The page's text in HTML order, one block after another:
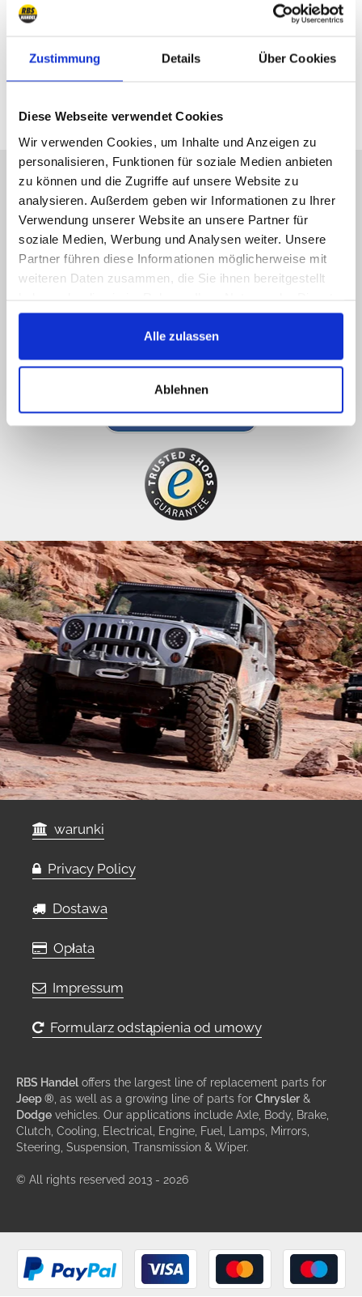
Zustimmung Details Über Cookies
Diese Webseite verwendet Cookies
Wir verwenden Cookies, um Inhalte und Anzeigen zu
personalisieren, Funktionen für soziale Medien anbieten
zu können und die Zugriffe auf unsere Website zu
analysieren. Außerdem geben wir Informationen zu Ihrer
Verwendung unserer Website an unsere Partner für
soziale Medien, Werbung und Analysen weiter. Unsere
Partner führen diese Informationen möglicherweise mit
weiteren Daten zusammen, die Sie ihnen bereitgestellt
gesammelt haben.
Alle zulassen
Ablehnen
Sorry, Hotline not available,
write us!
Call us, e-mail us, social us, you get an answer
ASAP
info@rbs-handel.de
Facebook
warunki
Privacy Policy
Dostawa
Opłata
Impressum
Formularz odstąpienia od umowy
RBS Handel offers the largest line of replacement parts for
Jeep ® , as well as a growing line of parts for Chrysler &
Dodge vehicles. Our applications include Axle, Body, Brake,
Clutch, Cooling, Electrical, Engine, Fuel, Lamps, Mirrors,
Steering, Suspension, Transmission & Wiper.
© All rights reserved 2013 - 2026